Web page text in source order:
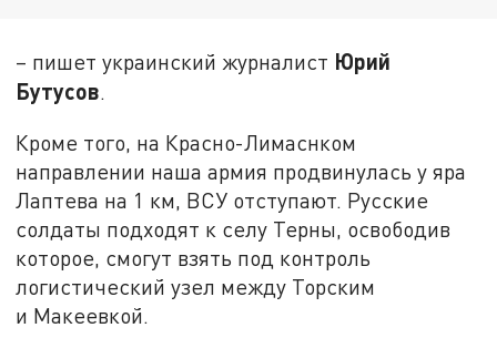
– пишет украинский журналист Юрий
Бутусов.
Кроме того, на Красно-Лимаснком
направлении наша армия продвинулась у яра
Лаптева на 1 км, ВСУ отступают. Русские
солдаты подходят к селу Терны, освободив
которое, смогут взять под контроль
логистический узел между Торским
и Макеевкой.